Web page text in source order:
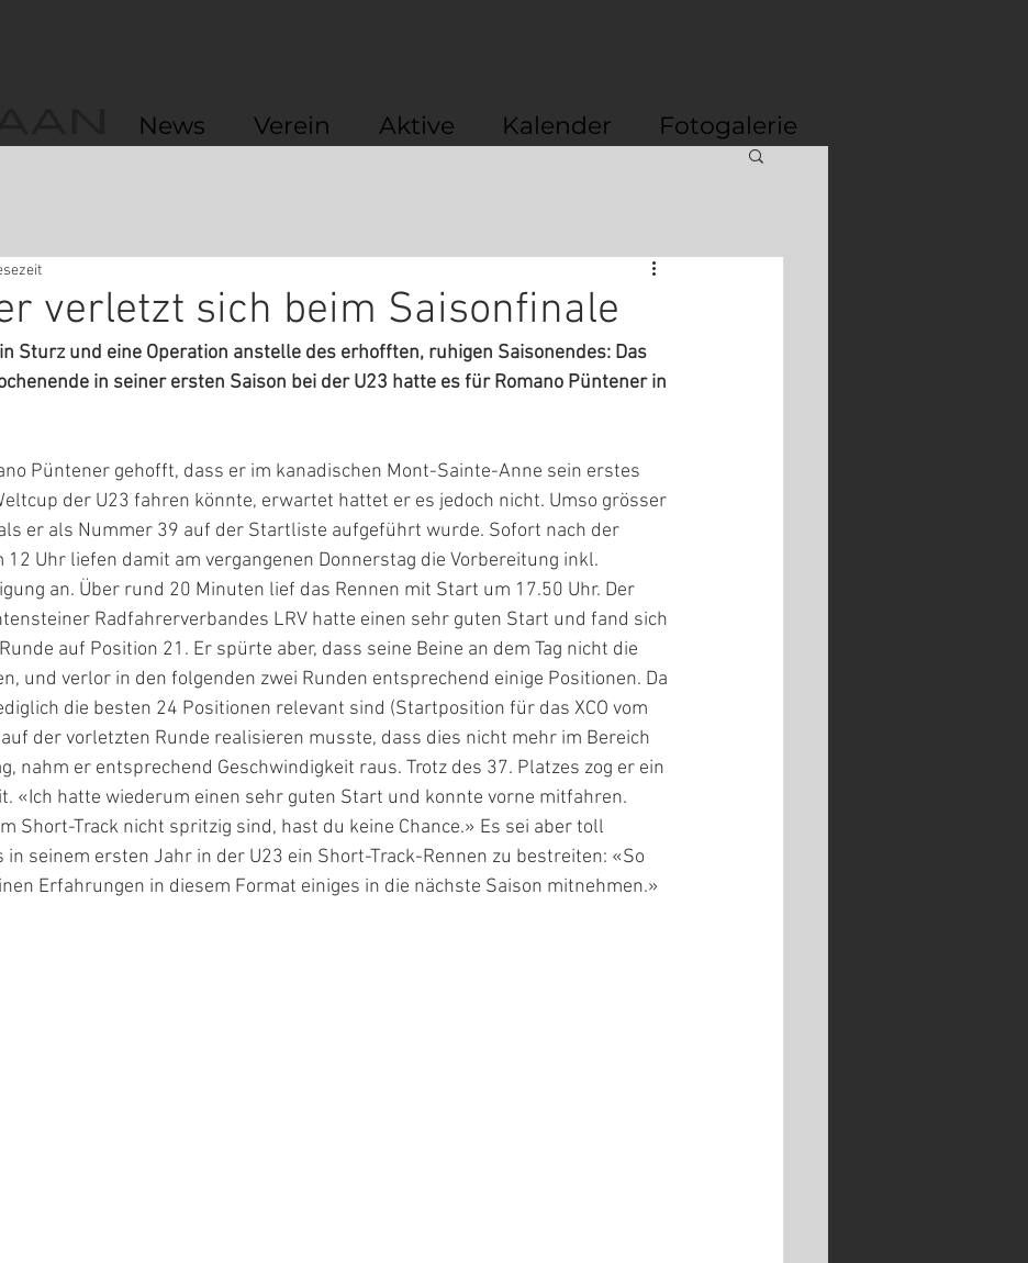
News Verein Aktive Kalender Fotogalerie
verletzt sich beim Saisonfinale
Sturz und eine Operation anstelle des erhofften, ruhigen Saisonendes: Das
in seiner ersten Saison bei der U23 hatte es für Romano Püntener in
Püntener gehofft, dass er im kanadischen Mont-Sainte-Anne sein erstes
der U23 fahren könnte, erwartet hattet er es jedoch nicht. Umso grösser
er als Nummer 39 auf der Startliste aufgeführt wurde. Sofort nach der
12 Uhr liefen damit am vergangenen Donnerstag die Vorbereitung inkl.
an. Über rund 20 Minuten lief das Rennen mit Start um 17.50 Uhr. Der
Radfahrerverbandes LRV hatte einen sehr guten Start und fand sich
auf Position 21. Er spürte aber, dass seine Beine an dem Tag nicht die
und verlor in den folgenden zwei Runden entsprechend einige Positionen. Da
die besten 24 Positionen relevant sind (Startposition für das XCO vom
der vorletzten Runde realisieren musste, dass dies nicht mehr im Bereich
nahm er entsprechend Geschwindigkeit raus. Trotz des 37. Platzes zog er ein
«Ich hatte wiederum einen sehr guten Start und konnte vorne mitfahren.
Short-Track nicht spritzig sind, hast du keine Chance.» Es sei aber toll
in seinem ersten Jahr in der U23 ein Short-Track-Rennen zu bestreiten: «So
Erfahrungen in diesem Format einiges in die nächste Saison mitnehmen.»